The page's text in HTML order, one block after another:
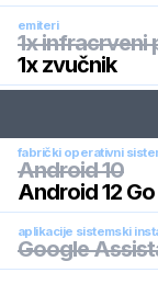
emiteri
1x infracrveni
1x zvučnik
fabrički operativni
Android 10
Android 12 Go
aplikacije sistemski
Google